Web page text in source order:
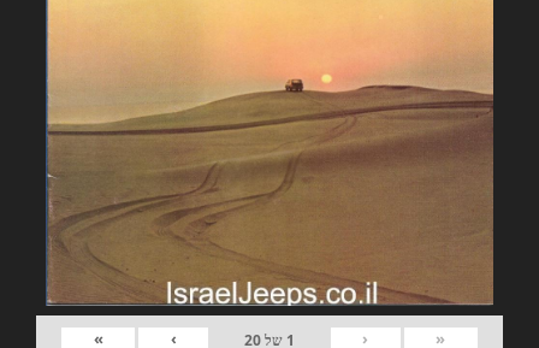
«
‹
1 של20
›
»